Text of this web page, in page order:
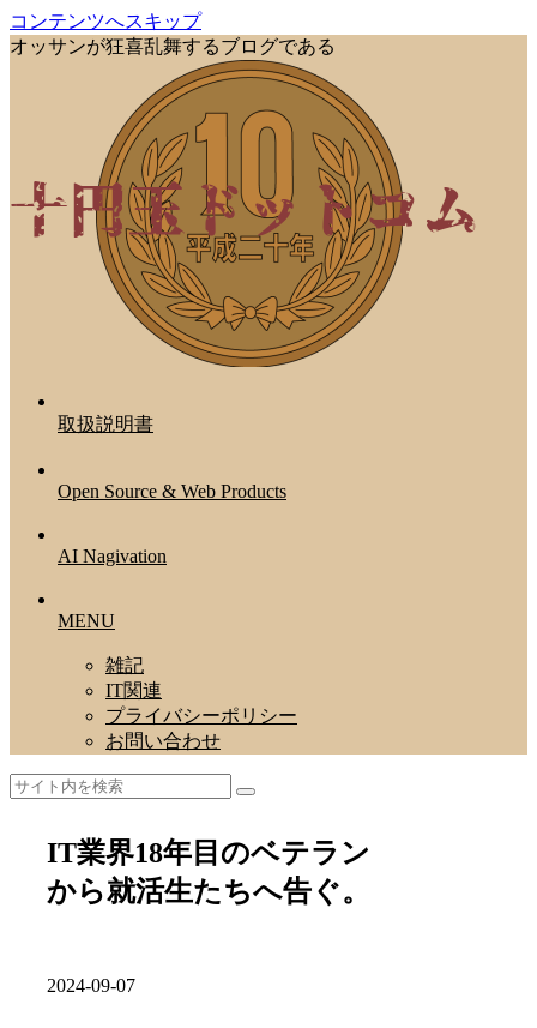
コンテンツへスキップ
オッサンが狂喜乱舞するブログである
取扱説明書
Open Source & Web Products
AI Nagivation
MENU
雑記
IT関連
プライバシーポリシー
お問い合わせ
IT業界18年目のベテラン
から就活生たちへ告ぐ。
2024-09-07